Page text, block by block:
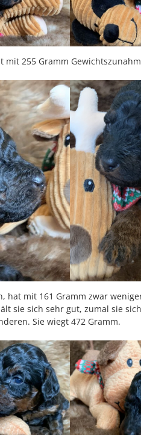
mit 255 Gramm
hat mit 161 Gramm zwar
sie sich sehr gut, zumal sie
Sie wiegt 472 Gramm.